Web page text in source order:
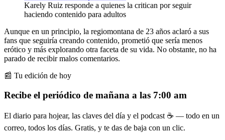
Karely Ruiz responde a quienes la critican por seguir
haciendo contenido para adultos
Aunque en un principio, la regiomontana de 23 años aclaró a sus
fans que seguiría creando contenido, prometió que sería menos
erótico y más explorando otra faceta de su vida. No obstante, no ha
parado de recibir malos comentarios.
📰 Tu edición de hoy
Recibe el periódico de mañana a las 7:00 am
El diario para hojear, las claves del día y el podcast ☕ — todo en un
correo, todos los días. Gratis, y te das de baja con un clic.